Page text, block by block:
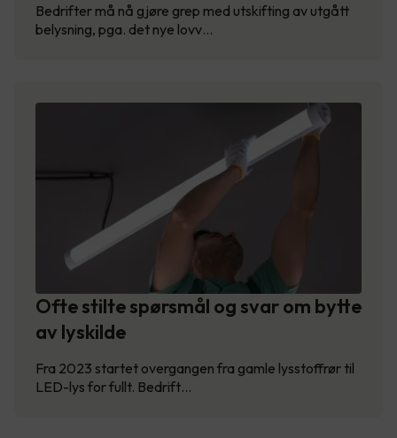
Bedrifter må nå gjøre grep med utskifting av utgått
belysning, pga. det nye lovv…
Ofte stilte spørsmål og svar om bytte
av lyskilde
Fra 2023 startet overgangen fra gamle lysstoffrør til
LED-lys for fullt. Bedrift…